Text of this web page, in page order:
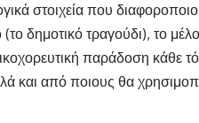
στοιχεία που
δημοτικό τραγούδι), το
παράδοση κάθε
και από ποιους θα